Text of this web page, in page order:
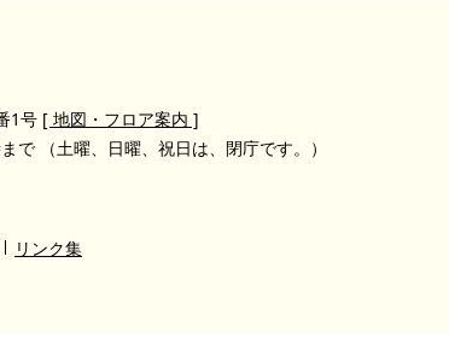
1号 [ 地図・フロア案内 ]
で
（土曜、日曜、祝日は、閉庁です。）
リンク集